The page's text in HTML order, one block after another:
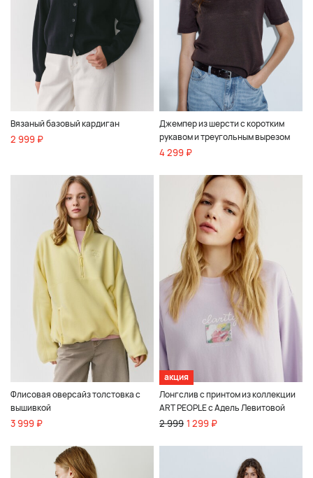
Вязаный базовый кардиган
2 999 ₽
Джемпер из шерсти с коротким
рукавом и треугольным вырезом
4 299 ₽
Флисовая оверсайз толстовка с
вышивкой
3 999 ₽
акция
Лонгслив с принтом из коллекции
ART PEOPLE с Адель Левитовой
2 999 1 299 ₽